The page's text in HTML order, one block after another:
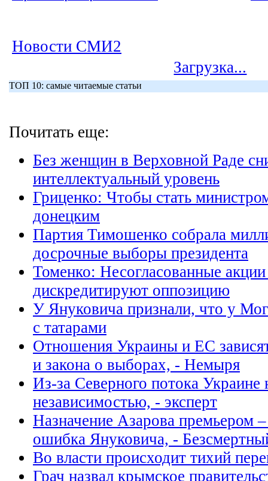
Новости СМИ2
Загрузка...
ТОП 10: самые читаемые статьи
Почитать еще:
Без женщин в Верховной Раде
интеллектуальный уровень
Гриценко: Чтобы стать
донецким
Партия Тимошенко собрала
досрочные выборы президента
Томенко: Несогласованные акции
дискредитируют оппозицию
У Януковича признали, что у
с татарами
Отношения Украины и ЕС
и закона о выборах, - Немыря
Из-за Северного потока Украине
независимостью, - эксперт
Назначение Азарова премьером
ошибка Януковича, -
Во власти происходит тихий
Грач назвал крымское